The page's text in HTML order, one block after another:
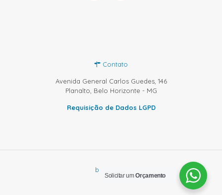
Contato
Avenida General Carlos Guedes, 146
Planalto, Belo Horizonte - MG
Requisição de Dados LGPD
by Sprinty
Solicitar umOrçamento